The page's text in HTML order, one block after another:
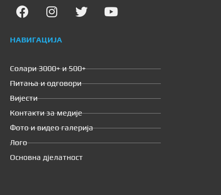
НАВИГАЦИЈА
Солари 3000+ и 500+
Питања и одговори
Вијести
Контакти за медије
Фото и видео галерија
Лого
Основна дјелатност